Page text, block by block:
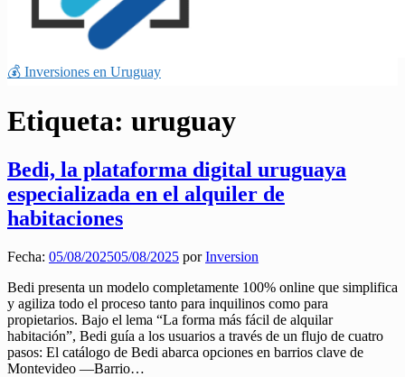
💰 Inversiones en Uruguay
Etiqueta: uruguay
Bedi, la plataforma digital uruguaya
especializada en el alquiler de
habitaciones
Fecha: 05/08/202505/08/2025 porInversion
Bedi presenta un modelo completamente 100% online que simplifica
y agiliza todo el proceso tanto para inquilinos como para
propietarios. Bajo el lema “La forma más fácil de alquilar
habitación”, Bedi guía a los usuarios a través de un flujo de cuatro
pasos: El catálogo de Bedi abarca opciones en barrios clave de
Montevideo —Barrio…